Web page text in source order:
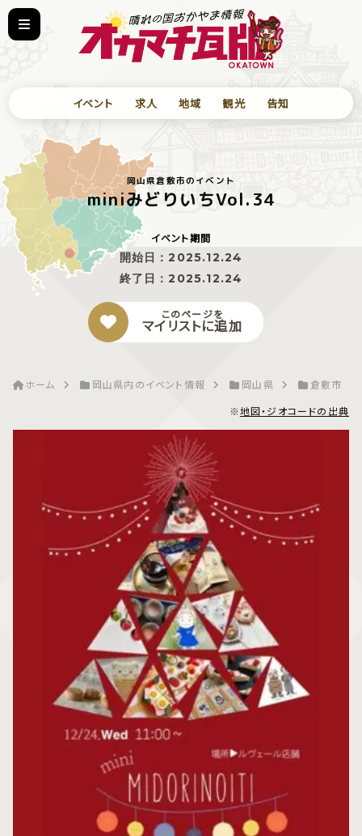
イベント 求人 地域 観光 告知
岡山県倉敷市のイベント
miniみどりいちVol.34
イベント期間
開始日：2025.12.24
終了日：2025.12.24
このページを
マイリストに追加
ホーム 岡山県内のイベント情報 岡山県
倉敷市
※地図・ジオコードの出典